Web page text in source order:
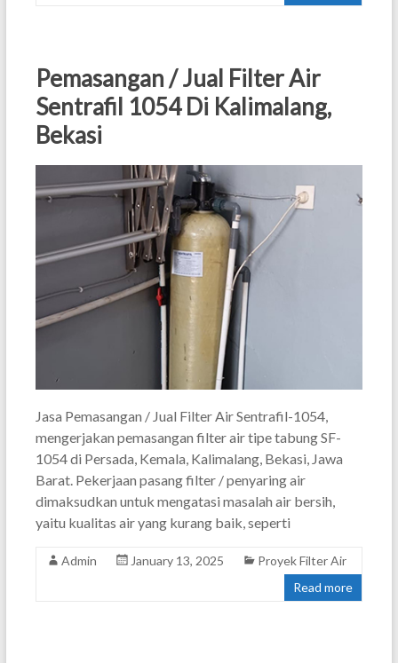
Pemasangan / Jual Filter Air
Sentrafil 1054 Di Kalimalang,
Bekasi
Jasa Pemasangan / Jual Filter Air Sentrafil-1054,
mengerjakan pemasangan filter air tipe tabung SF-
1054 di Persada, Kemala, Kalimalang, Bekasi, Jawa
Barat. Pekerjaan pasang filter / penyaring air
dimaksudkan untuk mengatasi masalah air bersih,
yaitu kualitas air yang kurang baik, seperti
Admin January 13, 2025
Proyek Filter Air
Read more